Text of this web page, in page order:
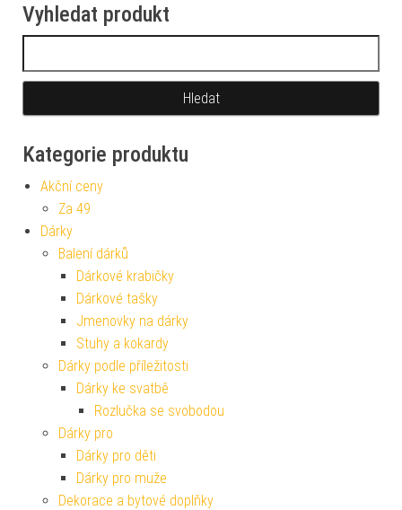
Vyhledat produkt
Kategorie produktu
Akční ceny
Za 49
Dárky
Balení dárků
Dárkové krabičky
Dárkové tašky
Jmenovky na dárky
Stuhy a kokardy
Dárky podle příležitosti
Dárky ke svatbě
Rozlučka se svobodou
Dárky pro
Dárky pro děti
Dárky pro muže
Dekorace a bytové doplňky